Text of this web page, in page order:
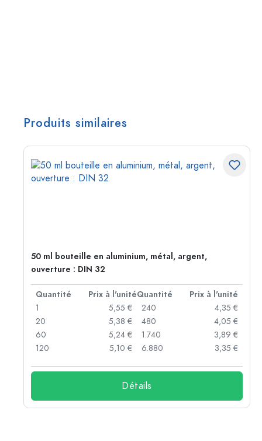
Produits similaires
50 ml bouteille en aluminium, métal, argent,
ouverture : DIN 32
Quantité Prix à l'unitéQuantité
Prix à l'unité
1
5,55 €
20
5,38 €
60
5,24 €
120
5,10 €
240
4,35 €
480
4,05 €
1.740
3,89 €
6.880
3,35 €
Détails